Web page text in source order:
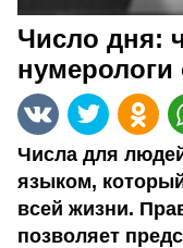
Число дня:
нумерологи
Числа для
языком,
всей жизни.
позволяет